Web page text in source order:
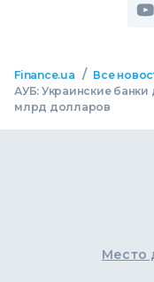
Finance.ua / Все
АУБ: Украинские
млрд долларов
Место